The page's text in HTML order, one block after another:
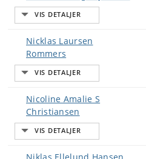
Nicklas Laursen
Rommers
Nicoline Amalie S
Christiansen
Niklas Ellelund Hansen